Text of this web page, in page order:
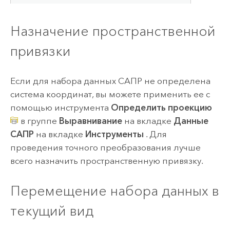
Назначение пространственной
привязки
Если для набора данных САПР не определена
система координат, вы можете применить ее с
помощью инструмента Определить проекцию
в группе Выравниваниена вкладке Данные
САПР на вкладке Инструменты . Для
проведения точного преобразования лучше
всего назначить пространственную привязку.
Перемещение набора данных в
текущий вид